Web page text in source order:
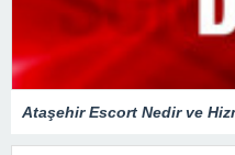
Ataşehir Escort Nedir ve